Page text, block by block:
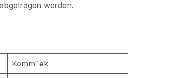
werden.
KommTek